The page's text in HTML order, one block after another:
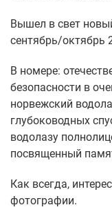
Вышел в свет
сентябрь/октябрь
В номере:
безопасности в
норвежский
глубоководных
водолазу
посвященный
Как всегда,
фотографии.